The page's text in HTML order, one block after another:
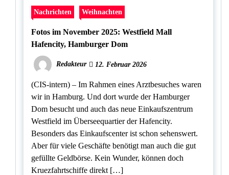
Nachrichten Weihnachten
Fotos im November 2025: Westfield Mall
Hafencity, Hamburger Dom
Redakteur 12. Februar 2026
(CIS-intern) – Im Rahmen eines Arztbesuches waren
wir in Hamburg. Und dort wurde der Hamburger
Dom besucht und auch das neue Einkaufszentrum
Westfield im Überseequartier der Hafencity.
Besonders das Einkaufscenter ist schon sehenswert.
Aber für viele Geschäfte benötigt man auch die gut
gefüllte Geldbörse. Kein Wunder, können doch
Kruezfahrtschiffe direkt […]